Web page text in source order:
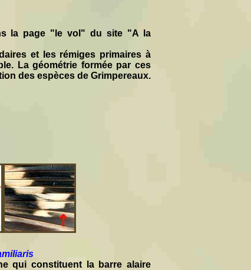
la page "le vol" du site "A la
et les rémiges primaires à
La géométrie formée par ces
des espèces de Grimpereaux.
qui constituent la barre alaire